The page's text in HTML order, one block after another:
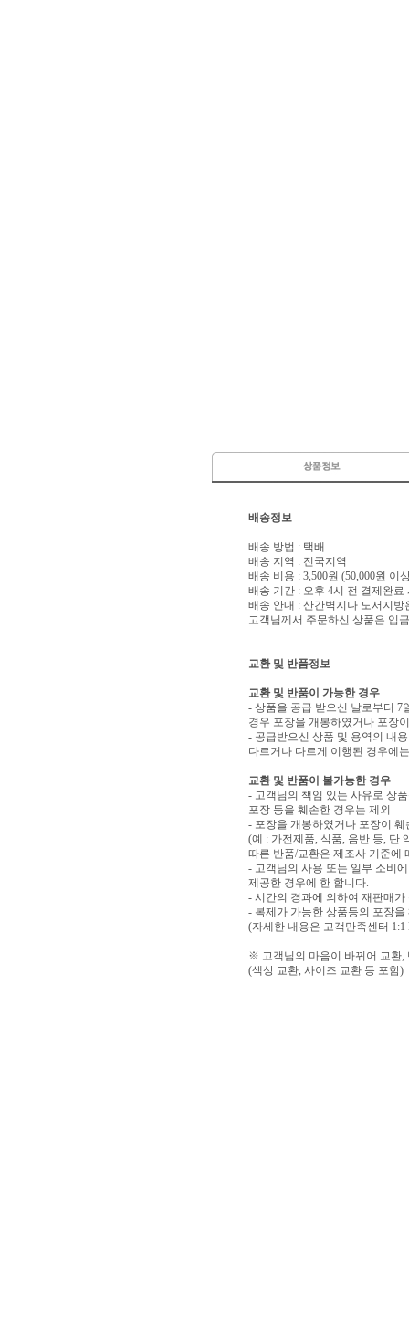
배송정보
배송 방법 : 택배
배송 지역 : 전국지역
배송 비용 : 3,500원 (50,000원 이
배송 기간 : 오후 4시 전 결제완료
배송 안내 : 산간벽지나 도서지
고객님께서 주문하신 상품은 입
교환 및 반품정보
교환 및 반품이 가능한 경우
- 상품을 공급 받으신 날로부터 7
경우 포장을 개봉하였거나 포장
- 공급받으신 상품 및 용역의 내
다르거나 다르게 이행된 경우에
교환 및 반품이 불가능한 경우
- 고객님의 책임 있는 사유로 상
포장 등을 훼손한 경우는 제외
- 포장을 개봉하였거나 포장이
(예 : 가전제품, 식품, 음반 등, 단
따른 반품/교환은 제조사 기준에
- 고객님의 사용 또는 일부 소비
제공한 경우에 한 합니다.
- 시간의 경과에 의하여 재판매
- 복제가 가능한 상품등의 포장을
(자세한 내용은 고객만족센터
※ 고객님의 마음이 바뀌어 교환,
(색상 교환, 사이즈 교환 등 포함)